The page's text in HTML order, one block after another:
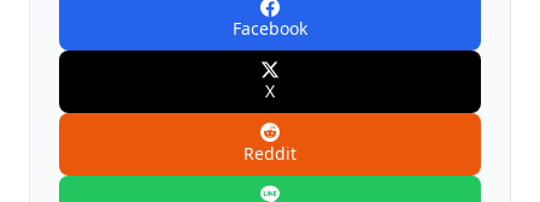
Facebook
X
Reddit